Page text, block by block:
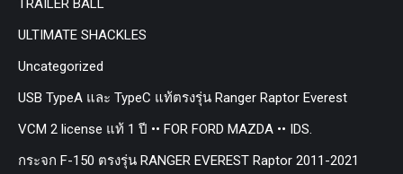
TRAILER BALL
ULTIMATE SHACKLES
Uncategorized
USB TypeA และ TypeC แท้ตรงรุ่น Ranger Raptor Everest
VCM 2 license แท้ 1 ปี •• FOR FORD MAZDA •• IDS.
กระจก F-150 ตรงรุ่น RANGER EVEREST Raptor 2011-2021